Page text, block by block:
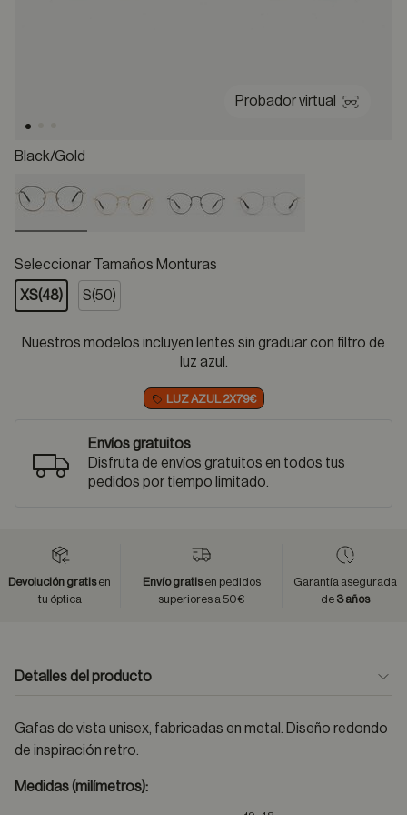
Probador virtual
Black/gold
Seleccionar Tamaños Monturas
XS(48) S(50)
Nuestros modelos incluyen lentes sin graduar con filtro de
luz azul.
LUZ AZUL 2X79€
Envíos gratuitos
Disfruta de envíos gratuitos en todos tus
pedidos por tiempo limitado.
Devolución gratisen
tu óptica
Envío gratisen pedidos
superiores a 50€
Garantía asegurada
de 3 años
Detalles del producto
Gafas de vista unisex, fabricadas en metal. Diseño redondo
de inspiración retro.
Medidas (milímetros):